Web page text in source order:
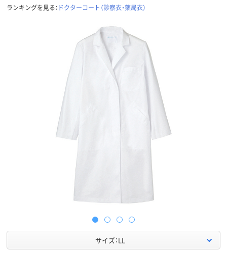
ランキングを見る： ドクターコート（診察衣・薬局衣）
サイズ：LL